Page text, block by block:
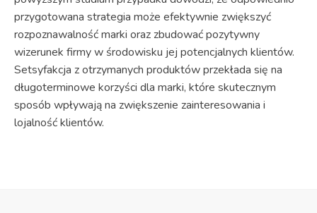
przygotowana strategia może efektywnie zwiększyć
rozpoznawalność marki oraz zbudować pozytywny
wizerunek firmy w środowisku jej potencjalnych klientów.
Setsyfakcja z otrzymanych produktów przekłada się na
długoterminowe korzyści dla marki, które skutecznym
sposób wpływają na zwiększenie zainteresowania i
lojalność klientów.